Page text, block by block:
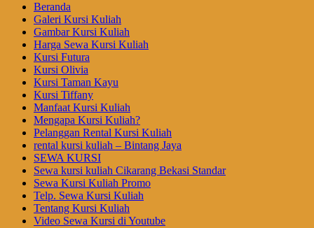
Beranda
Galeri Kursi Kuliah
Gambar Kursi Kuliah
Harga Sewa Kursi Kuliah
Kursi Futura
Kursi Olivia
Kursi Taman Kayu
Kursi Tiffany
Manfaat Kursi Kuliah
Mengapa Kursi Kuliah?
Pelanggan Rental Kursi Kuliah
rental kursi kuliah – Bintang Jaya
SEWA KURSI
Sewa kursi kuliah Cikarang Bekasi Standar
Sewa Kursi Kuliah Promo
Telp. Sewa Kursi Kuliah
Tentang Kursi Kuliah
Video Sewa Kursi di Youtube